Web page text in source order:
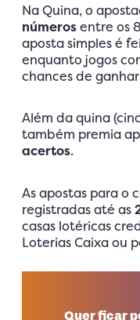
Na Quina, o
númerosentre os
aposta simples é
enquanto jogos
chances de
Além da quina
também premia
acertos.
As apostas para o
registradas até as
casas lotéricas
Loterias Caixa ou
Quer ficar